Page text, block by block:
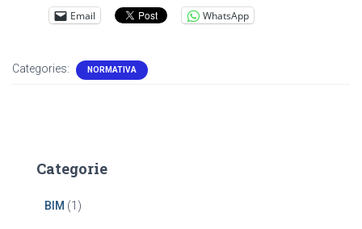
Email WhatsApp
Categories: NORMATIVA
Categorie
BIM (1)